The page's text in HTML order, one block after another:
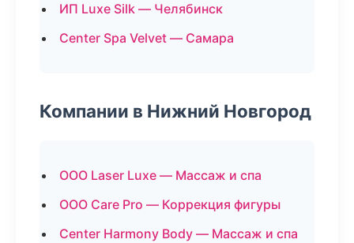
ИП Luxe Silk — Челябинск
Center Spa Velvet — Самара
Компании в Нижний Новгород
ООО Laser Luxe — Массаж и спа
ООО Care Pro — Коррекция фигуры
Center Harmony Body — Массаж и спа